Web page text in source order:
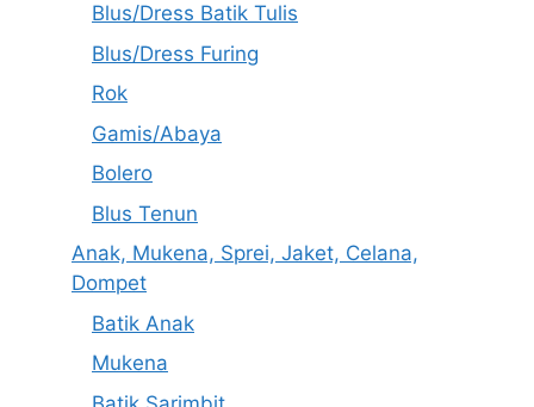
Blus/Dress Batik Tulis
Blus/Dress Furing
Rok
Gamis/Abaya
Bolero
Blus Tenun
Anak, Mukena, Sprei, Jaket, Celana,
Dompet
Batik Anak
Mukena